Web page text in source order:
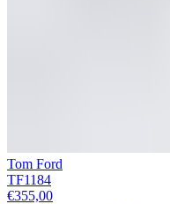
Tom Ford
TF1184
€355,00